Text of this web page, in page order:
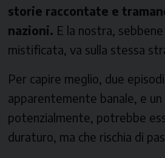
storie raccontate e
nazioni. E la nostra,
mistificata, va sulla stessa
Per capire meglio, due
apparentemente banale, e
potenzialmente, potrebbe
duraturo, ma che rischia di